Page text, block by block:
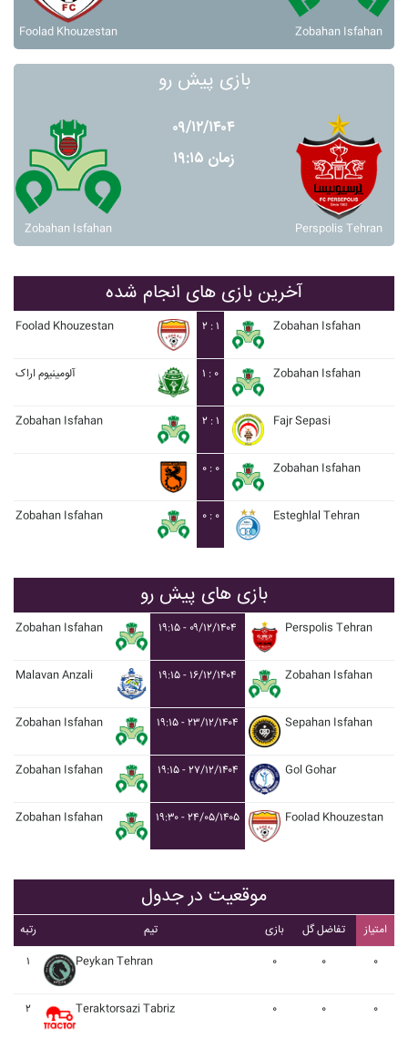
Foolad Khouzestan Zobahan Isfahan
بازی پیش رو
Zobahan Isfahan
۰۹/۱۲/۱۴۰۴
زمان ۱۹:۱۵
Perspolis Tehran
آخرین بازی های انجام شده
Foolad Khouzestan ۲ : ۱ Zobahan Isfahan
آلومينيوم اراک ۱ : ۰ Zobahan Isfahan
Zobahan Isfahan ۲ : ۱ Fajr Sepasi
۰ : ۰ Zobahan Isfahan
Zobahan Isfahan ۰ : ۰ Esteghlal Tehran
بازی های پیش رو
Zobahan Isfahan ۱۹:۱۵ - ۰۹/۱۲/۱۴۰۴ Perspolis Tehran
Malavan Anzali ۱۹:۱۵ - ۱۶/۱۲/۱۴۰۴ Zobahan Isfahan
Zobahan Isfahan ۱۹:۱۵ - ۲۳/۱۲/۱۴۰۴ Sepahan Isfahan
Zobahan Isfahan ۱۹:۱۵ - ۲۷/۱۲/۱۴۰۴ Gol Gohar
Zobahan Isfahan ۱۹:۳۰ - ۲۴/۰۵/۱۴۰۵ Foolad Khouzestan
موقعیت در جدول
رتبه تیم بازی تفاضل گل
امتیاز
۱
Peykan Tehran ۰ ۰ ۰
۲ Teraktorsazi Tabriz ۰ ۰ ۰